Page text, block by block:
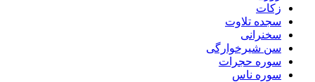
زکات
سجده تلاوت
سخنرانی
سن شیرخوارگی
سوره حجرات
سوره ناس